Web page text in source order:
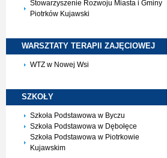
Stowarzyszenie Rozwoju Miasta i Gminy
Piotrków Kujawski
WARSZTATY TERAPII ZAJĘCIOWEJ
WTZ w Nowej Wsi
SZKOŁY
Szkoła Podstawowa w Byczu
Szkoła Podstawowa w Dębołęce
Szkoła Podstawowa w Piotrkowie
Kujawskim